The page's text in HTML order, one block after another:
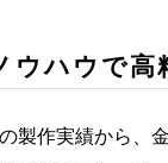
ウハウで高
製作実績から、